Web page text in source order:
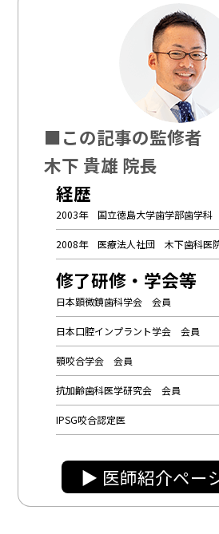
■この記事の監修者
木下 貴雄 院長
経歴
2003年 国立徳島大学歯学部歯学
2008年 医療法人社団 木下歯科医
修了研修・学会等
日本顕微鏡歯科学会 会員
日本口腔インプラント学会 会員
顎咬合学会 会員
抗加齢歯科医学研究会 会員
IPSG咬合認定医
▶︎ 医師紹介ペー